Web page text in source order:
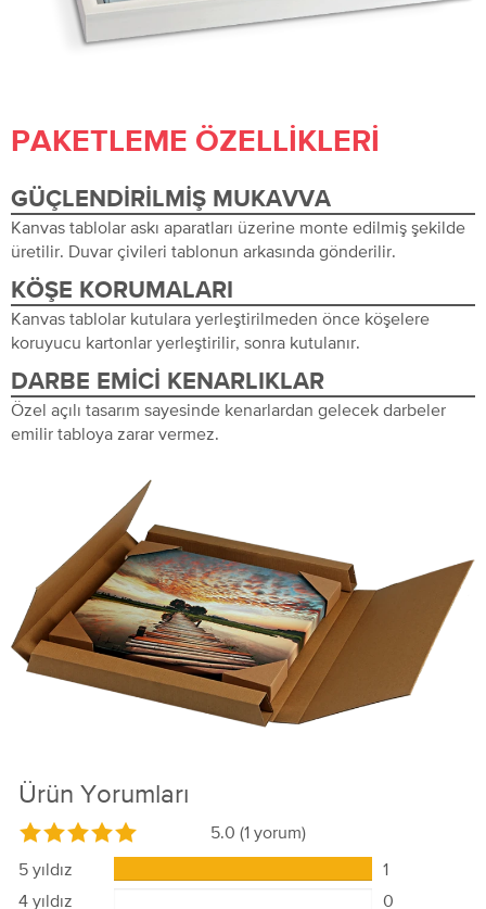
PAKETLEME ÖZELLIKLERI
GÜÇLENDIRILMIŞ MUKAVVA
Kanvas tablolar askı aparatları üzerine monte edilmiş şekilde
üretilir. Duvar çivileri tablonun arkasında gönderilir.
KÖŞE KORUMALARI
Kanvas tablolar kutulara yerleştirilmeden önce köşelere
koruyucu kartonlar yerleştirilir, sonra kutulanır.
DARBE EMICI KENARLIKLAR
Özel açılı tasarım sayesinde kenarlardan gelecek darbeler
emilir tabloya zarar vermez.
Ürün Yorumları
5.0 (1 yorum)
5 yıldız
1
4 yıldız
0